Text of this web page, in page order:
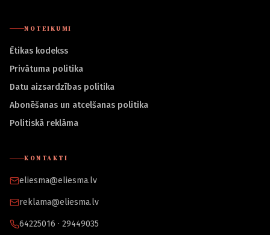
NOTEIKUMI
Ētikas kodekss
Privātuma politika
Datu aizsardzības politika
Abonēšanas un atcelšanas politika
Politiskā reklāma
KONTAKTI
eliesma@eliesma.lv
reklama@eliesma.lv
64225016 · 29449035